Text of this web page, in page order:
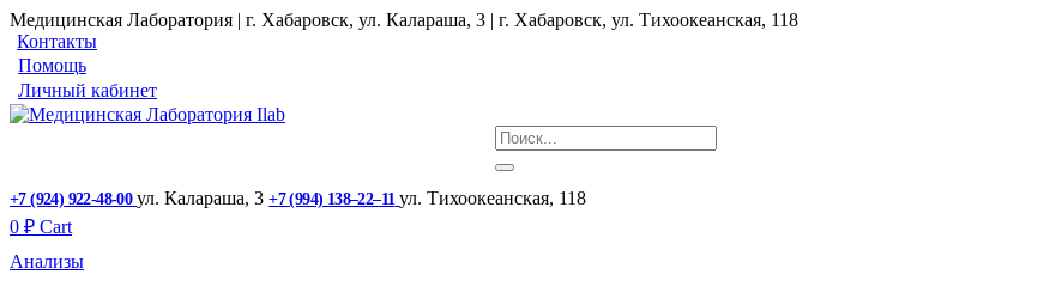
Медицинская Лаборатория | г. Хабаровск, ул. Калараша, 3 | г. Хабаровск, ул. ​Тихоокеанская, 118
Контакты
Помощь
Личный кабинет
+7 (924) 922-48-00 ул. ​Калараша, 3 +7 (994) 138‒22‒11 ул. ​Тихоокеанская, 118
0 ₽ Cart
Анализы